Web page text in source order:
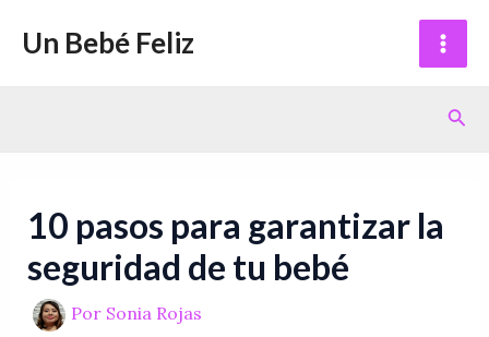
Un Bebé Feliz
10 pasos para garantizar la
seguridad de tu bebé
Por Sonia Rojas
de